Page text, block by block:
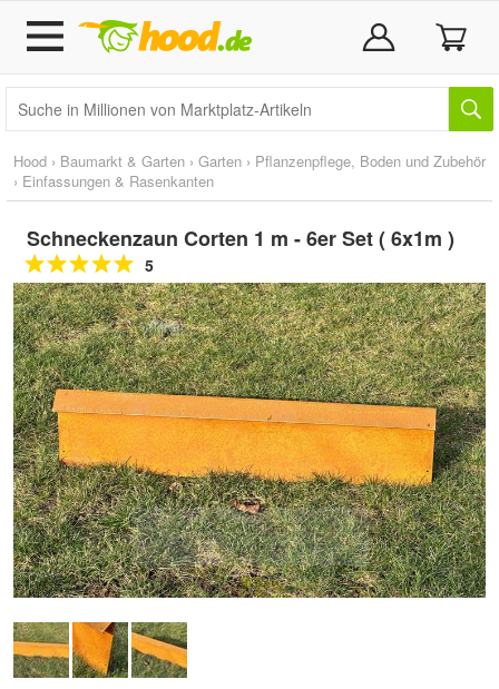
Hood › Baumarkt & Garten › Garten › Pflanzenpflege, Boden und Zubehör
› Einfassungen & Rasenkanten
Schneckenzaun Corten 1 m - 6er Set ( 6x1m )
5
Doppelt antippen zum
vergrößern